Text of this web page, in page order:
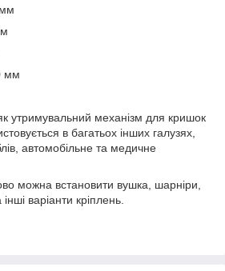
мм
утримувальний механізм для кришок
в багатьох інших галузях,
автомобільне та медичне
можна встановити вушка, шарніри,
варіанти кріплень.